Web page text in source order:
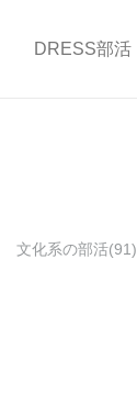
DRESS部活
文化系の部活(91)